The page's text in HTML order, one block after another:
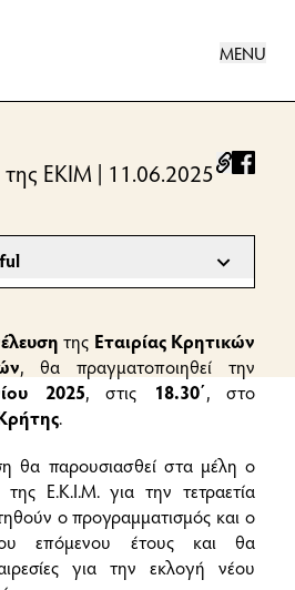
MENU
της ΕΚΙΜ | 11.06.2025
ώρα 18.30
της Εταιρίας Κρητικών
, θα πραγματοποιηθεί την
2025, στις 18.30΄, στο
.
θα παρουσιασθεί στα μέλη ο
Ε.Κ.Ι.Μ. για την τετραετία
ο προγραμματισμός και ο
επόμενου έτους και θα
για την εκλογή νέου